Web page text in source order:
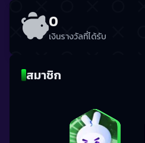
0
เงินรางวัลที่ได้รับ
สมาชิก